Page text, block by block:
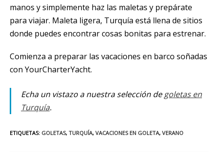
manos y simplemente haz las maletas y prepárate
para viajar. Maleta ligera, Turquía está llena de sitios
donde puedes encontrar cosas bonitas para estrenar.
Comienza a preparar las vacaciones en barco soñadas
con YourCharterYacht.
Echa un vistazo a nuestra selección degoletas en
Turquía.
ETIQUETAS: GOLETAS, TURQUÍA, VACACIONES EN GOLETA, VERANO